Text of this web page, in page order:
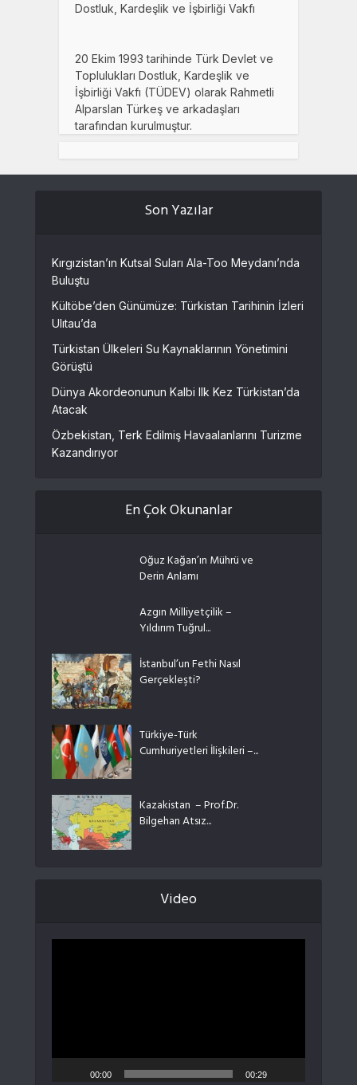
Dostluk, Kardeşlik ve İşbirliği Vakfı
20 Ekim 1993 tarihinde Türk Devlet ve
Toplulukları Dostluk, Kardeşlik ve
İşbirliği Vakfı (TÜDEV) olarak Rahmetli
Alparslan Türkeş ve arkadaşları
tarafından kurulmuştur.
Son Yazılar
Kırgızistan’ın Kutsal Suları Ala-Too Meydanı’nda
Buluştu
Kültöbe’den Günümüze: Türkistan Tarihinin İzleri
Ulıtau’da
Türkistan Ülkeleri Su Kaynaklarının Yönetimini
Görüştü
Dünya Akordeonunun Kalbi Ilk Kez Türkistan’da
Atacak
Özbekistan, Terk Edilmiş Havaalanlarını Turizme
Kazandırıyor
En Çok Okunanlar
Oğuz Kağan’ın Mührü ve
Derin Anlamı
Azgın Milliyetçilik –
Yıldırım Tuğrul...
İstanbul’un Fethi Nasıl
Gerçekleşti?
Türkiye-Türk
Cumhuriyetleri İlişkileri –...
Kazakistan – Prof.Dr.
Bilgehan Atsız...
Video
00:00 00:29